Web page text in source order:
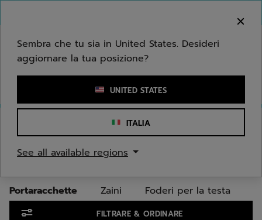
Inserisci una parola chiave o il numero di un articolo
Borse / Portaracchette
PORTARACCHETTE PER
Portaracchette Zaini Foderi per la testa
FILTRARE & ORDINARE
Sembra che tu sia in United States. Desideri
aggiornare la tua posizione?
UNITED STATES
ITALIA
See all available regions